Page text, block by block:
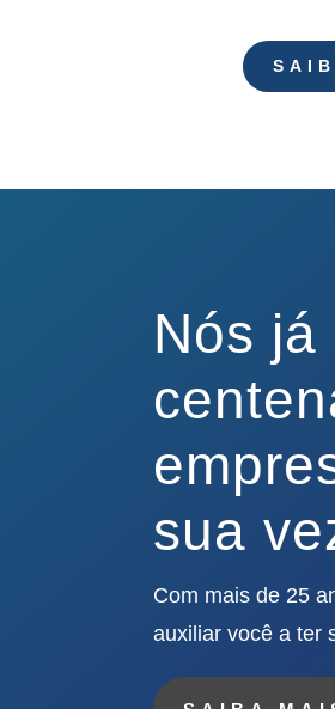
Nós já
sua
Com mais de 25
auxiliar você a ter